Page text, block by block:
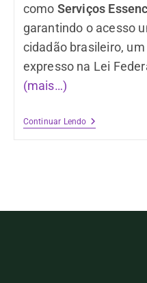
como Serviços
garantindo o acesso
cidadão brasileiro,
expresso na Lei
(mais…)
Continuar Lendo